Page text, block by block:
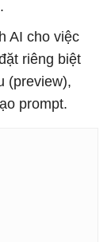
AI cho việc
riêng biệt
(preview),
prompt.